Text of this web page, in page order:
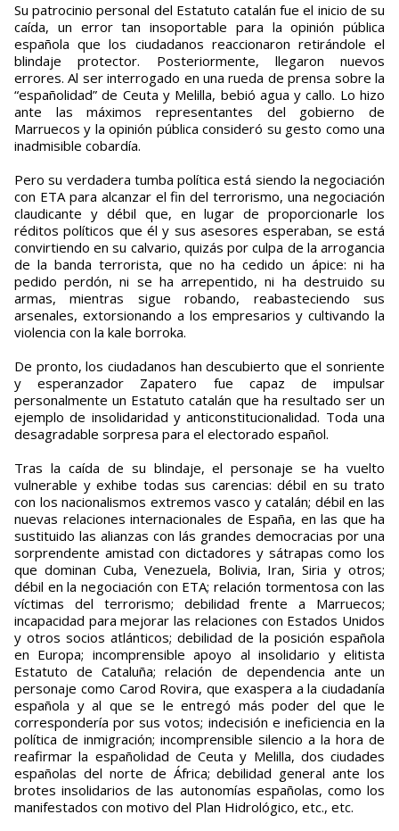
Su patrocinio personal del Estatuto catalán fue el inicio de su
caída, un error tan insoportable para la opinión pública
española que los ciudadanos reaccionaron retirándole el
blindaje protector. Posteriormente, llegaron nuevos
errores. Al ser interrogado en una rueda de prensa sobre la
“españolidad” de Ceuta y Melilla, bebió agua y callo. Lo hizo
ante las máximos representantes del gobierno de
Marruecos y la opinión pública consideró su gesto como una
inadmisible cobardía.
Pero su verdadera tumba política está siendo la negociación
con ETA para alcanzar el fin del terrorismo, una negociación
claudicante y débil que, en lugar de proporcionarle los
réditos políticos que él y sus asesores esperaban, se está
convirtiendo en su calvario, quizás por culpa de la arrogancia
de la banda terrorista, que no ha cedido un ápice: ni ha
pedido perdón, ni se ha arrepentido, ni ha destruido su
armas, mientras sigue robando, reabasteciendo sus
arsenales, extorsionando a los empresarios y cultivando la
violencia con la kale borroka.
De pronto, los ciudadanos han descubierto que el sonriente
y esperanzador Zapatero fue capaz de impulsar
personalmente un Estatuto catalán que ha resultado ser un
ejemplo de insolidaridad y anticonstitucionalidad. Toda una
desagradable sorpresa para el electorado español.
Tras la caída de su blindaje, el personaje se ha vuelto
vulnerable y exhibe todas sus carencias: débil en su trato
con los nacionalismos extremos vasco y catalán; débil en las
nuevas relaciones internacionales de España, en las que ha
sustituido las alianzas con lás grandes democracias por una
sorprendente amistad con dictadores y sátrapas como los
que dominan Cuba, Venezuela, Bolivia, Iran, Siria y otros;
débil en la negociación con ETA; relación tormentosa con las
víctimas del terrorismo; debilidad frente a Marruecos;
incapacidad para mejorar las relaciones con Estados Unidos
y otros socios atlánticos; debilidad de la posición española
en Europa; incomprensible apoyo al insolidario y elitista
Estatuto de Cataluña; relación de dependencia ante un
personaje como Carod Rovira, que exaspera a la ciudadanía
española y al que se le entregó más poder del que le
correspondería por sus votos; indecisión e ineficiencia en la
política de inmigración; incomprensible silencio a la hora de
reafirmar la españolidad de Ceuta y Melilla, dos ciudades
españolas del norte de África; debilidad general ante los
brotes insolidarios de las autonomías españolas, como los
manifestados con motivo del Plan Hidrológico, etc., etc.